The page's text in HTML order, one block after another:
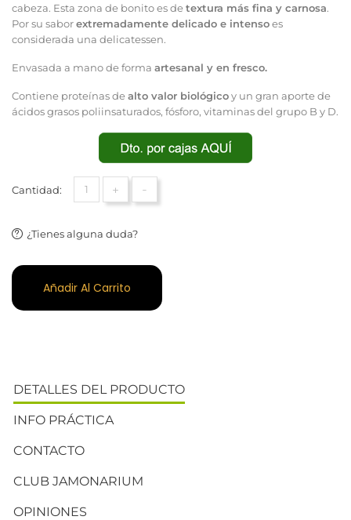
cabeza. Esta zona de bonito es detextura más fina y carnosa.
Por su saborextremadamente delicado e intensoes
considerada una delicatessen.
Envasada a mano de forma artesanal y en fresco.
Contiene proteínas dealto valor biológicoy un gran aporte de
ácidos grasos poliinsaturados, fósforo, vitaminas del grupo B y D.
Cantidad: + -
¿Tienes alguna duda?
Añadir Al Carrito
DETALLES DEL PRODUCTO
INFO PRÁCTICA
CONTACTO
CLUB JAMONARIUM
OPINIONES